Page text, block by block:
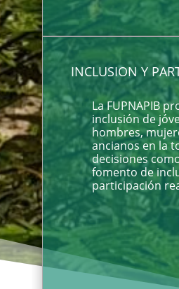
INCLUSION Y
La FUPNAPIB
inclusión de
hombres,
ancianos en la
decisiones
fomento de
participación